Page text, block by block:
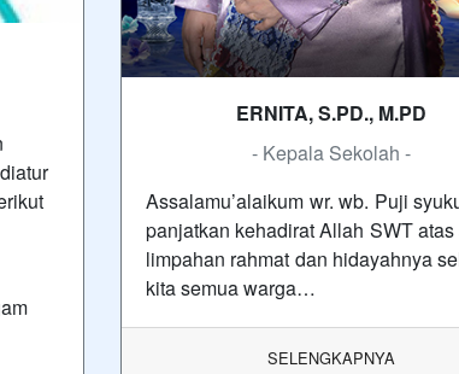
ERNITA, S.PD., M.PD
- Kepala Sekolah -
Assalamu’alaikum wr. wb. Puji
panjatkan kehadirat Allah SWT
limpahan rahmat dan hidayahnya
kita semua warga…
SELENGKAPNYA